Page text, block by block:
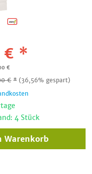
€ *
€
€ * (36,56% gespart)
4 Stück
Warenkorb